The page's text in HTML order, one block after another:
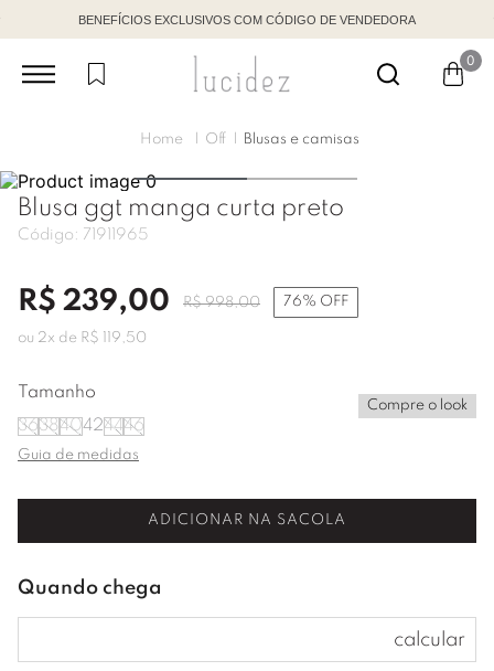
BENEFÍCIOS EXCLUSIVOS COM CÓDIGO DE VENDEDORA
0
Off Blusas e camisas
Blusa ggt manga curta preto
Código: 71911965
R$ 239,00 R$ 998,00 76% OFF
ou 2x de R$ 119 ,50
Tamanho
363840424446
Compre o look
Guia de medidas
ADICIONAR NA SACOLA